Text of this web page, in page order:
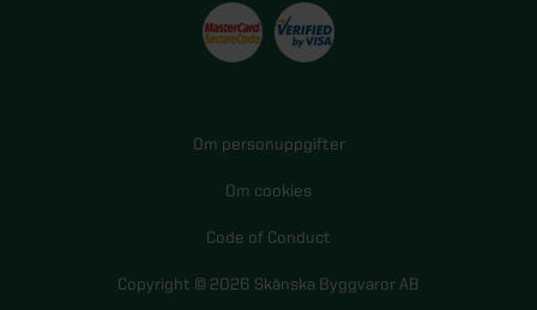
Om personuppgifter
Om cookies
Code of Conduct
Copyright © 2026 Skånska Byggvaror AB